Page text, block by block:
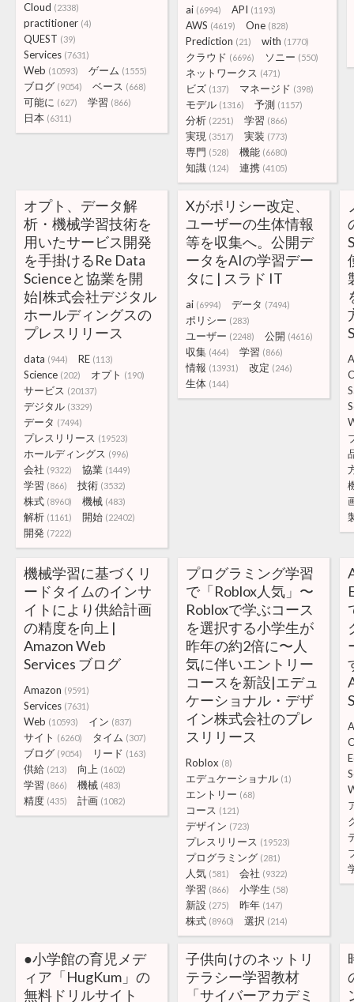
Cloud (2338)
practitioner (4)
QUEST (39)
Services (7631)
Web (10593) ゲーム (1555)
ブログ (9054) ベース (668)
可能に (627) 学習 (866)
日本 (6311)
ai (6994) API (1193)
AWS (4619) One (828)
Prediction (21) with (1770)
クラウド (6696) ソニー (550)
ネットワークス (471)
ビズ (137) マネージド (398)
モデル (1316) 予測 (1157)
分析 (2251) 学習 (866)
実現 (3517) 実装 (773)
専門 (528) 機能 (6680)
知識 (124) 連携 (4105)
オプト、データ解
析・機械学習技術を
用いたサービス開発
を手掛けるRe Data
Scienceと協業を開
始|株式会社デジタル
ホールディングスの
プレスリリース
data (944) RE (113)
Science (202) オプト (190)
サービス (20137)
デジタル (3329)
データ (7494)
プレスリリース (19523)
ホールディングス (996)
会社 (9322) 協業 (1449)
学習 (866) 技術 (3532)
株式 (8960) 機械 (483)
解析 (1161) 開始 (22402)
開発 (7222)
Xがポリシー改定、
ユーザーの生体情報
等を収集へ。公開デ
ータをAIの学習デー
タに | スラド IT
ai (6994) データ (7494)
ポリシー (283)
ユーザー (2248) 公開 (4616)
収集 (464) 学習 (866)
情報 (13931) 改定 (246)
生体 (144)
機械学習に基づくリ
ードタイムのインサ
イトにより供給計画
の精度を向上 |
Amazon Web
Services ブログ
Amazon (9591)
Services (7631)
Web (10593) イン (837)
サイト (6260) タイム (307)
ブログ (9054) リード (163)
供給 (213) 向上 (1602)
学習 (866) 機械 (483)
精度 (435) 計画 (1082)
プログラミング学習
で「Roblox人気」〜
Robloxで学ぶコース
を選択する小学生が
昨年の約2倍に〜人
気に伴いエントリー
コースを新設|エデュ
ケーショナル・デザ
イン株式会社のプレ
スリリース
Roblox (8)
エデュケーショナル (1)
エントリー (68)
コース (121)
デザイン (723)
プレスリリース (19523)
プログラミング (281)
人気 (581) 会社 (9322)
学習 (866) 小学生 (58)
新設 (275) 昨年 (147)
株式 (8960) 選択 (214)
●小学館の育児メデ
ィア「HugKum」の
無料ドリルサイト
子供向けのネットリ
テラシー学習教材
「サイバーアカデミ